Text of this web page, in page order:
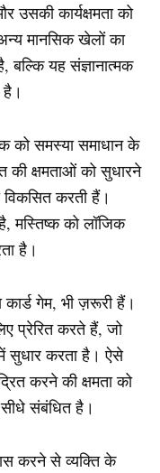
उसकी कार्यक्षमता को
मानसिक खेलों का
यह संज्ञानात्मक
को समस्या समाधान के
की क्षमताओं को सुधारने
करती हैं।
मस्तिष्क को लॉजिक
है।
गेम, भी ज़रूरी हैं।
प्रेरित करते हैं, जो
में सुधार करता है। ऐसे
करने की क्षमता को
संबंधित है।
करने से व्यक्ति के